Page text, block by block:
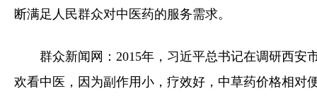
断满足人民群众对中医药的服务需求。
群众新闻网：2015年，习近平总书记在调研西安
欢看中医，因为副作用小，疗效好，中草药价格相对